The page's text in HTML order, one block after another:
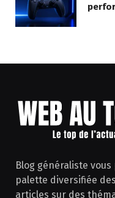
Blog généraliste
palette diversifiée
articles sur des